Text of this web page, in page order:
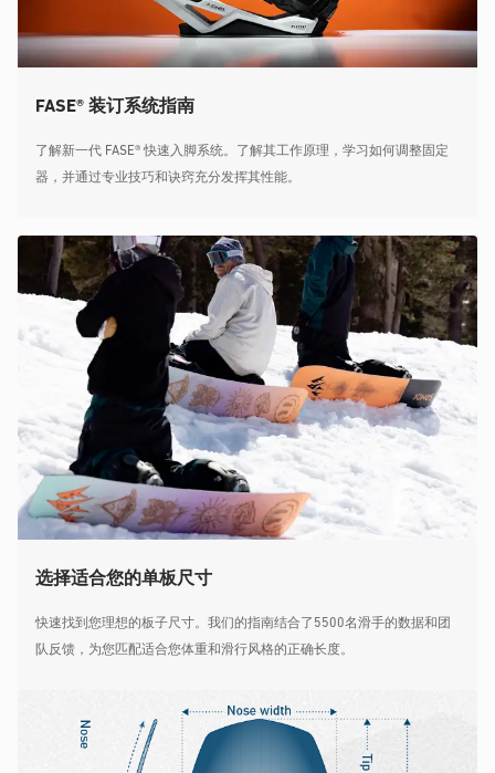
FASE® 装订系统指南
了解新一代 FASE® 快速入脚系统。了解其工作原理，学习如何调整固定
器，并通过专业技巧和诀窍充分发挥其性能。
选择适合您的单板尺寸
快速找到您理想的板子尺寸。我们的指南结合了5500名滑手的数据和团
队反馈，为您匹配适合您体重和滑行风格的正确长度。